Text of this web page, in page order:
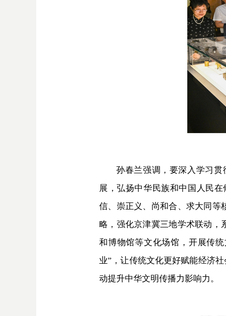
孙春兰强调，要深入学习
展，弘扬中华民族和中国人民
信、崇正义、尚和合、求大同等
略，强化京津冀三地学术联动，
和博物馆等文化场馆，开展传
业”，让传统文化更好赋能经济
动提升中华文明传播力影响力。